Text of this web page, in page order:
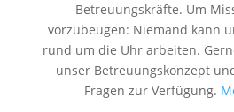
Betreuungskräfte. Um
vorzubeugen: Niemand kann
rund um die Uhr arbeiten.
unser Betreuungskonzept
Fragen zur Verfügung.